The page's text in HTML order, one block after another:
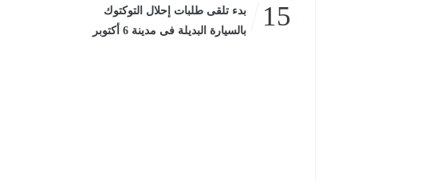
15
بدء تلقى طلبات إحلال التوكتوك
بالسيارة البديلة فى مدينة 6 أكتوبر